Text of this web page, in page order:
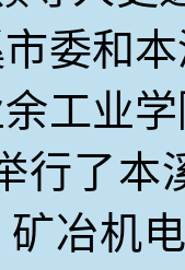
委和
工业
行了
冶机